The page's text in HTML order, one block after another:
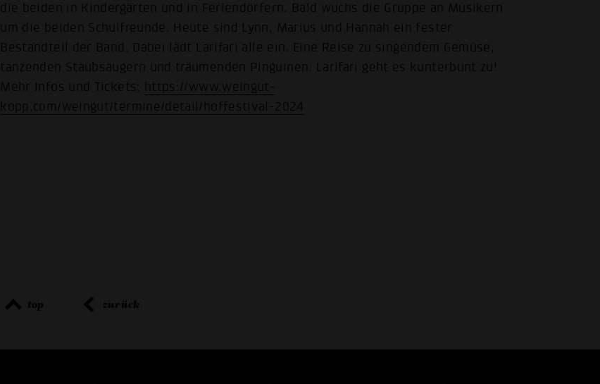
die beiden in Kindergärten und in Feriendörfern. Bald wuchs die Gruppe an Musikern
um die beiden Schulfreunde. Heute sind Lynn, Marius und Hannah ein fester
Bestandteil der Band. Dabei lädt Larifari alle ein. Eine Reise zu singendem Gemüse,
tanzenden Staubsaugern und träumenden Pinguinen. Larifari geht es kunterbunt zu!
Mehr Infos und Tickets:
https://www.weingut-
kopp.com/weingut/termine/detail/hoffestival-2024
top zurück